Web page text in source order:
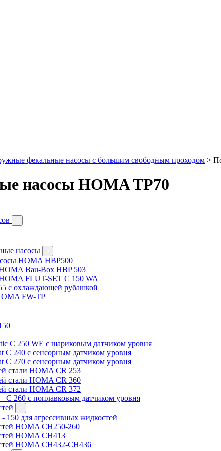
фекальные насосы с большим свободным проходом >
насосы HOMA TP70
насосы
HOMA HBP500
Bau-Box HBP 503
FLUT-SET C 150 WA
с охлаждающей рубашкой
FW-TP
C 250 WE с шариковым датчиком уровня
240 с сенсорным датчиком уровня
270 с сенсорным датчиком уровня
стали HOMA CR 253
стали HOMA CR 360
стали HOMA CR 372
260 с поплавковым датчиком уровня
для агрессивных жидкостей
HOMA CH250-260
HOMA CH413
HOMA CH432-CH436